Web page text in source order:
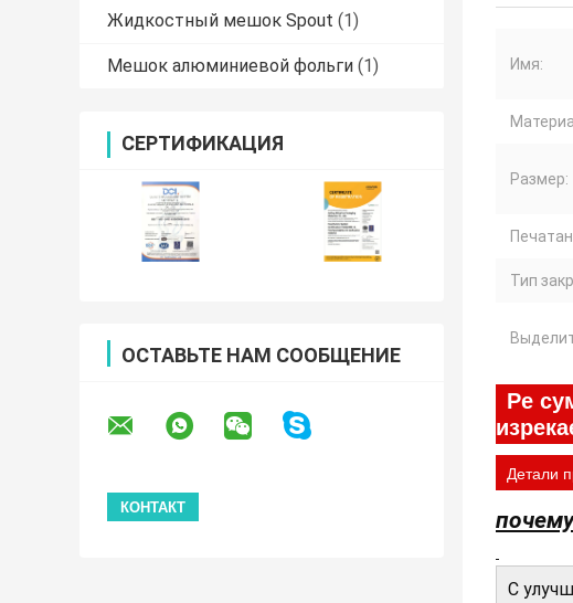
Жидкостный мешок Spout (1)
Мешок алюминиевой фольги (1)
СЕРТИФИКАЦИЯ
ОСТАВЬТЕ НАМ СООБЩЕНИЕ
Имя:
Размер:
Тип
Pe
Детали
С